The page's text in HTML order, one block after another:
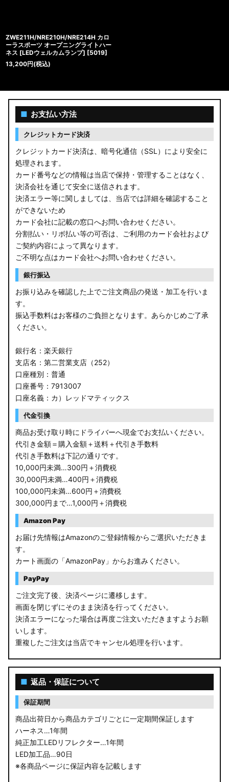
ZWE211H/NRE210H/NRE214H カロ
ーラスポーツ オープニングライトハー
ネス [LEDウェルカムランプ] [5019]
13,200円(税込)
■ お支払い方法
クレジットカード決済
クレジットカード決済は、暗号化通信（SSL）により安全に
処理されます。
カード番号などの情報は当店で保持・管理することはなく、
決済会社を通じて安全に送信されます。
決済エラー等に関しましては、当店では詳細を確認すること
ができないため
カード会社に記載の窓口へお問い合わせください。
分割払い・リボ払い等の可否は、ご利用のカード会社および
ご契約内容によって異なります。
ご不明な点はカード会社へお問い合わせください。
銀行振込
お振り込みを確認した上でご注文商品の発送・加工を行いま
す。
振込手数料はお客様のご負担となります。あらかじめご了承
ください。
銀行名：楽天銀行
支店名：第二営業支店（252）
口座種別：普通
口座番号：7913007
口座名義：カ）レッドマティックス
代金引換
商品お受け取り時にドライバーへ現金でお支払いください。
代引き金額＝購入金額＋送料＋代引き手数料
代引き手数料は下記の通りです。
10,000円未満…300円＋消費税
30,000円未満…400円＋消費税
100,000円未満…600円＋消費税
300,000円まで…1,000円＋消費税
Amazon Pay
お届け先情報はAmazonのご登録情報からご選択いただきま
す。
カート画面の「AmazonPay」からお進みください。
PayPay
ご注文完了後、決済ページに遷移します。
画面を閉じずにそのまま決済を行ってください。
決済エラーになった場合は再度ご注文いただきますようお願
いします。
重複したご注文は当店でキャンセル処理を行います。
■ 返品・保証について
保証期間
商品出荷日から商品カテゴリごとに一定期間保証します
ハーネス…1年間
純正加工LEDリフレクター…1年間
LED加工品…90日
※各商品ページに保証内容を記載します